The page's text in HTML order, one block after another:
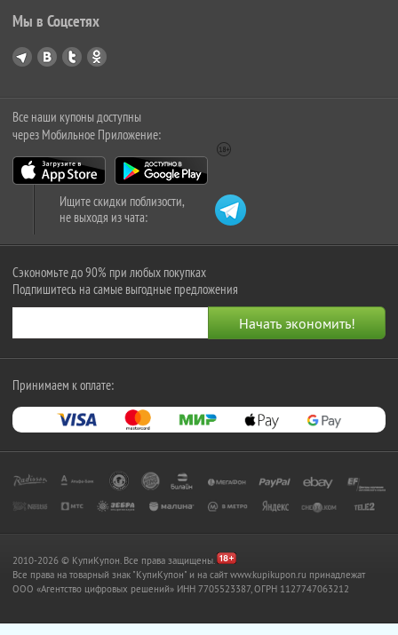
Мы в Соцсетях
Все наши купоны доступны
через Мобильное Приложение:
Ищите скидки поблизости,
не выходя из чата:
Сэкономьте до 90% при любых покупках
Подпишитесь на самые выгодные предложения
Принимаем к оплате:
2010-2026 © КупиКупон. Все права защищены.
Все права на товарный знак "КупиКупон" и на сайт www.kupikupon.ru принадлежат
OOO «Агентство цифровых решений» ИНН 7705523387, ОГРН 1127747063212